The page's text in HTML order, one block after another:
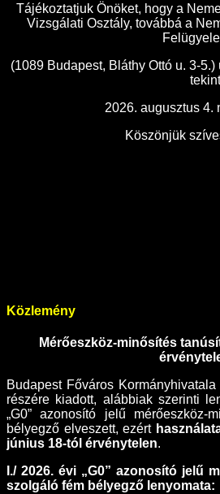
Tájékoztatjuk Önöket, hogy a
Vizsgálati Osztály, továbbá a
(1089 Budapest, Bláthy Ottó u. 3-
2026. augusztus 4.
Köszönjük
Közlemény
Mérőeszköz-minősítés
Budapest Főváros
részére kiadott, alábbiak szerinti
„G0” azonosító jelű mérőeszköz-
bélyegző elveszett, ezért
június 18-tól érvénytelen.
I./ 2026. évi „G0” azonosító jelű
szolgáló fém bélyegző lenyomata: